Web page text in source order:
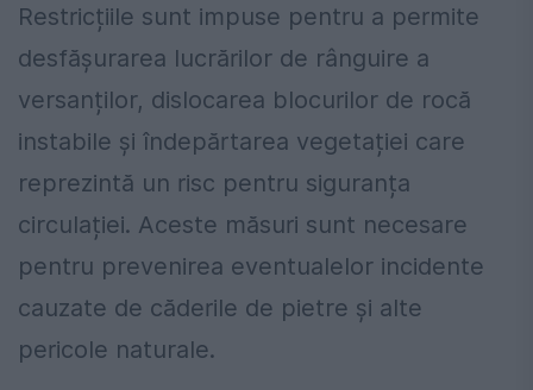
Restricțiile sunt impuse pentru a permite
desfășurarea lucrărilor de rânguire a
versanților, dislocarea blocurilor de rocă
instabile și îndepărtarea vegetației care
reprezintă un risc pentru siguranța
circulației. Aceste măsuri sunt necesare
pentru prevenirea eventualelor incidente
cauzate de căderile de pietre și alte
pericole naturale.